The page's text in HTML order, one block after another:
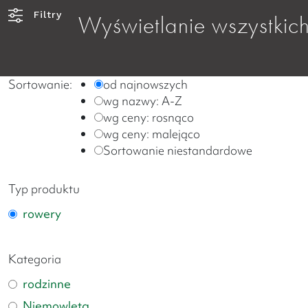
Filtry Wyświetlanie
Sortowanie:
od najnowszych
wg nazwy: A-Z
wg ceny: rosnąco
wg ceny: malejąco
Sortowanie niestandardowe
Typ produktu
rowery
Kategoria
rodzinne